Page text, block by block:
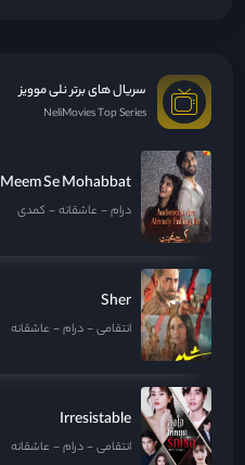
سریال های برتر نلی موویز
NeliMovies Top Series
Meem Se Mohabbat
درام عاشقانه کمدی
Sher
انتقامی درام عاشقانه
Irresistable
انتقامی درام عاشقانه